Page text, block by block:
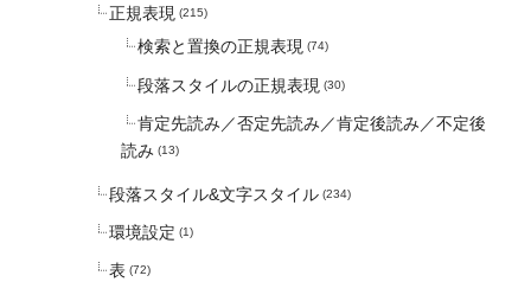
正規表現 (215)
検索と置換の正規表現 (74)
段落スタイルの正規表現 (30)
肯定先読み／否定先読み／肯定後読み／不定後
読み (13)
段落スタイル&文字スタイル (234)
環境設定 (1)
表 (72)